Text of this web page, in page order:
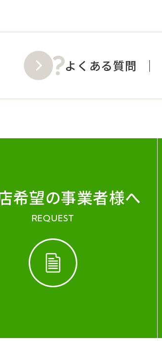
よくある質問
希望の事業者様へ
REQUEST